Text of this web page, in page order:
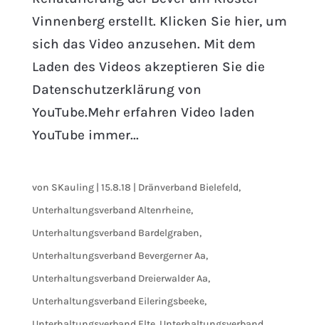
Vinnenberg erstellt. Klicken Sie hier, um
sich das Video anzusehen. Mit dem
Laden des Videos akzeptieren Sie die
Datenschutzerklärung von
YouTube.Mehr erfahren Video laden
YouTube immer...
von SKauling| 15.8.18 | Dränverband Bielefeld,
Unterhaltungsverband Altenrheine,
Unterhaltungsverband Bardelgraben,
Unterhaltungsverband Bevergerner Aa,
Unterhaltungsverband Dreierwalder Aa,
Unterhaltungsverband Eileringsbeeke,